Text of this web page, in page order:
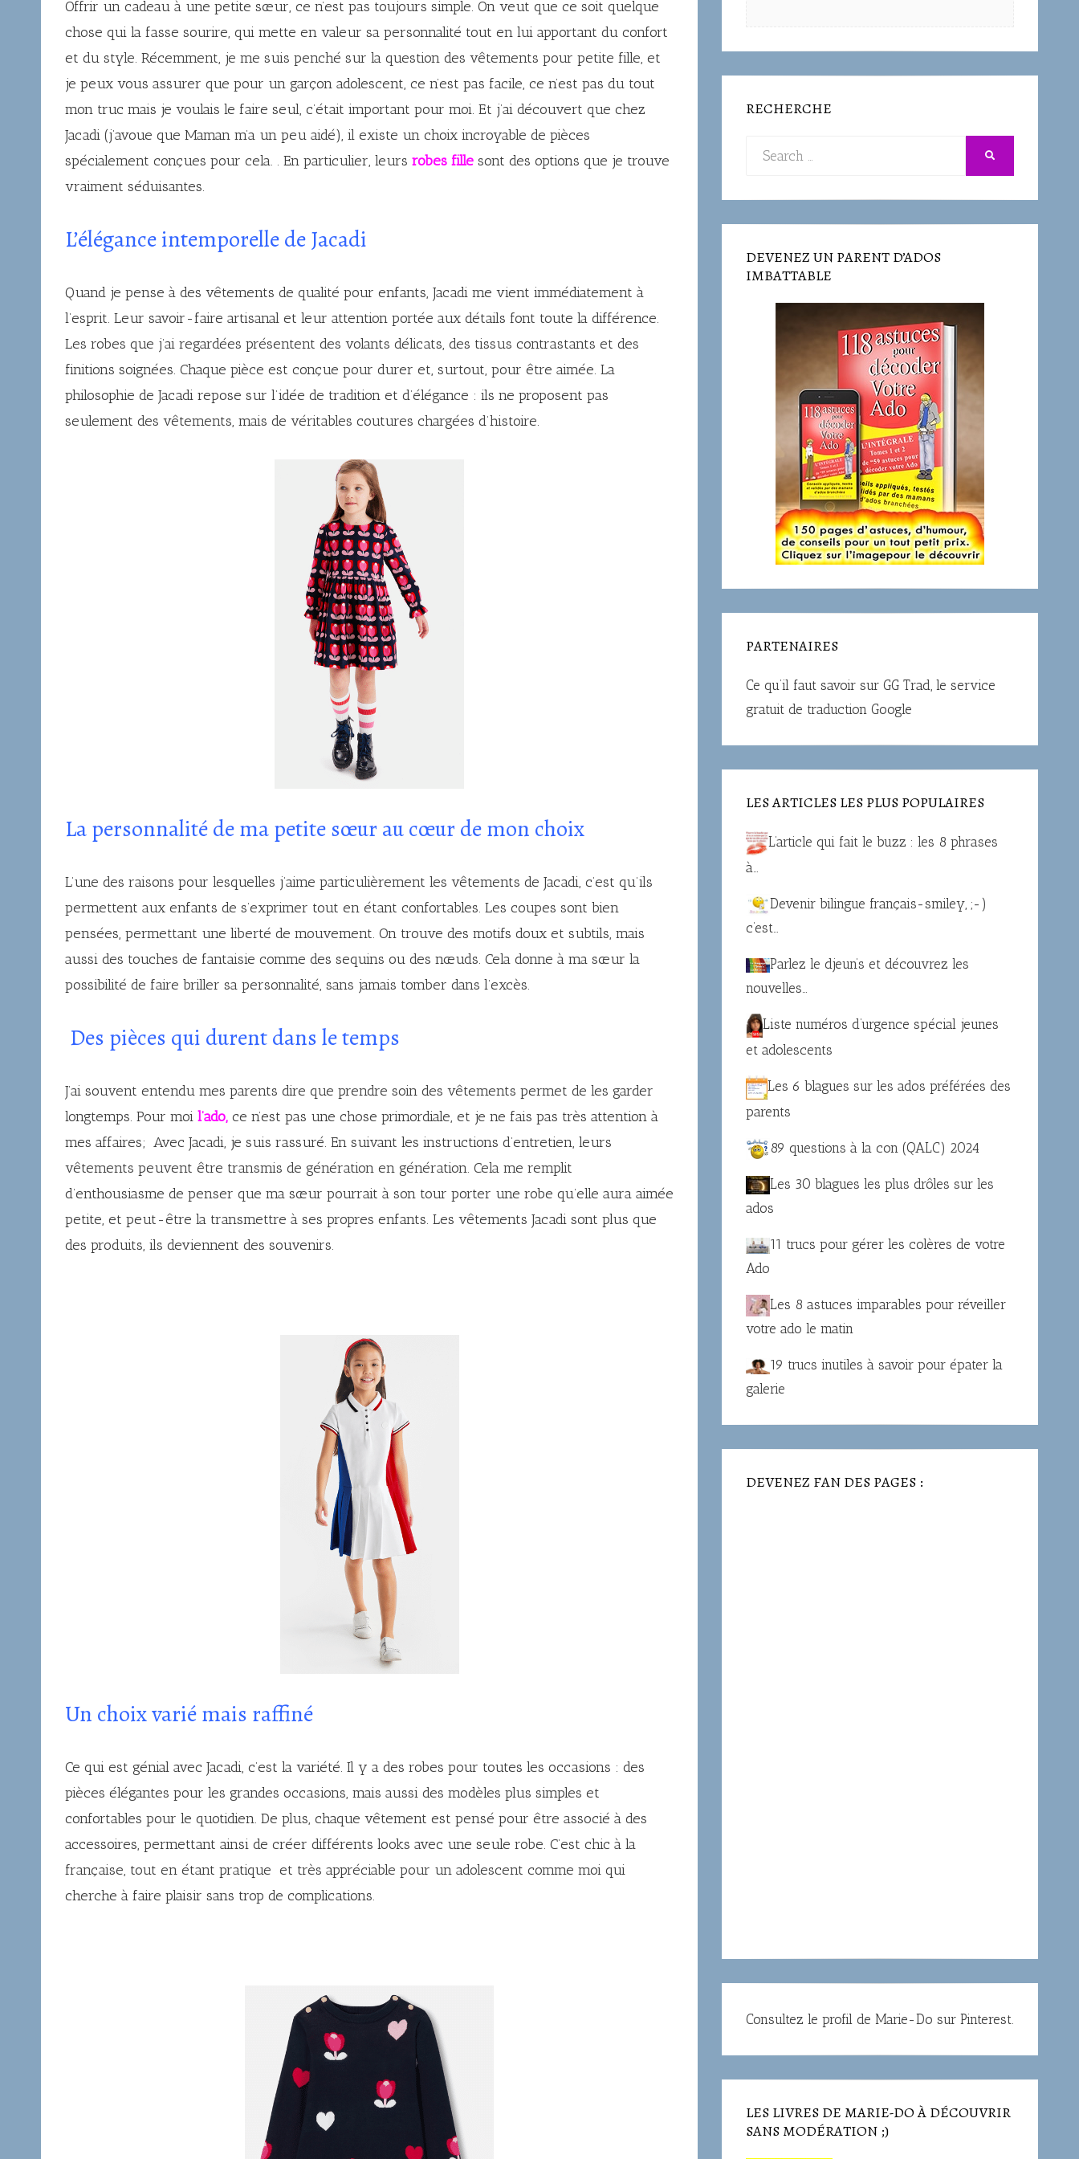
Offrir un cadeau à une petite sœur, ce n’est pas toujours simple. On veut que ce soit quelque
chose qui la fasse sourire, qui mette en valeur sa personnalité tout en lui apportant du confort
et du style. Récemment, je me suis penché sur la question des vêtements pour petite fille, et
je peux vous assurer que pour un garçon adolescent, ce n’est pas facile, ce n’est pas du tout
mon truc mais je voulais le faire seul, c’était important pour moi. Et j’ai découvert que chez
Jacadi (j’avoue que Maman m’a un peu aidé), il existe un choix incroyable de pièces
spécialement conçues pour cela. . En particulier, leurs robes fille sont des options que je trouve
vraiment séduisantes.
L’élégance intemporelle de Jacadi
Quand je pense à des vêtements de qualité pour enfants, Jacadi me vient immédiatement à
l’esprit. Leur savoir-faire artisanal et leur attention portée aux détails font toute la différence.
Les robes que j’ai regardées présentent des volants délicats, des tissus contrastants et des
finitions soignées. Chaque pièce est conçue pour durer et, surtout, pour être aimée. La
philosophie de Jacadi repose sur l’idée de tradition et d’élégance : ils ne proposent pas
seulement des vêtements, mais de véritables coutures chargées d’histoire.
La personnalité de ma petite sœur au cœur de mon choix
L’une des raisons pour lesquelles j’aime particulièrement les vêtements de Jacadi, c’est qu’ils
permettent aux enfants de s’exprimer tout en étant confortables. Les coupes sont bien
pensées, permettant une liberté de mouvement. On trouve des motifs doux et subtils, mais
aussi des touches de fantaisie comme des sequins ou des nœuds. Cela donne à ma sœur la
possibilité de faire briller sa personnalité, sans jamais tomber dans l’excès.
Des pièces qui durent dans le temps
J’ai souvent entendu mes parents dire que prendre soin des vêtements permet de les garder
longtemps. Pour moi l’ado, ce n’est pas une chose primordiale, et je ne fais pas très attention à
mes affaires; Avec Jacadi, je suis rassuré. En suivant les instructions d’entretien, leurs
vêtements peuvent être transmis de génération en génération. Cela me remplit
d’enthousiasme de penser que ma sœur pourrait à son tour porter une robe qu’elle aura aimée
petite, et peut-être la transmettre à ses propres enfants. Les vêtements Jacadi sont plus que
des produits, ils deviennent des souvenirs.
Un choix varié mais raffiné
Ce qui est génial avec Jacadi, c’est la variété. Il y a des robes pour toutes les occasions : des
pièces élégantes pour les grandes occasions, mais aussi des modèles plus simples et
confortables pour le quotidien. De plus, chaque vêtement est pensé pour être associé à des
accessoires, permettant ainsi de créer différents looks avec une seule robe. C’est chic à la
française, tout en étant pratique et très appréciable pour un adolescent comme moi qui
cherche à faire plaisir sans trop de complications.
RECHERCHE
Search
DEVENEZ UN PARENT D’ADOS
IMBATTABLE
PARTENAIRES
Ce qu’il faut savoir sur GG Trad, le service
gratuit de traduction Google
LES ARTICLES LES PLUS POPULAIRES
L’article qui fait le buzz : les 8 phrases
à…
Devenir bilingue français-smiley, ;-)
c’est…
Parlez le djeun’s et découvrez les
nouvelles…
Liste numéros d’urgence spécial jeunes
et adolescents
Les 6 blagues sur les ados préférées des
parents
89 questions à la con (QALC) 2024
Les 30 blagues les plus drôles sur les
ados
11 trucs pour gérer les colères de votre
Ado
Les 8 astuces imparables pour réveiller
votre ado le matin
19 trucs inutiles à savoir pour épater la
galerie
DEVENEZ FAN DES PAGES :
Consultez le profil de Marie-Do sur Pinterest.
LES LIVRES DE MARIE-DO À DÉCOUVRIR
SANS MODÉRATION ;)